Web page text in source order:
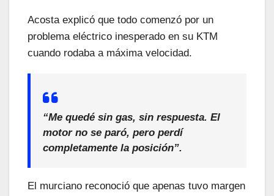
Acosta explicó que todo comenzó por un
problema eléctrico inesperado en su KTM
cuando rodaba a máxima velocidad.
“Me quedé sin gas, sin respuesta. El
motor no se paró, pero perdí
completamente la posición”.
El murciano reconoció que apenas tuvo margen